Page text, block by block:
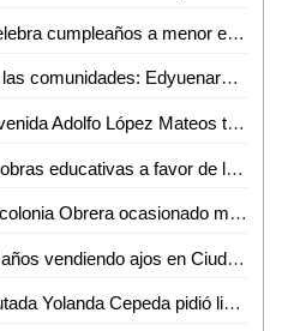
DIF Estatal lleva alegría y celebra cumpleaños a menor en penal
Ricardo Gallardo sí apoya a las comunidades: Edyuenary Castillo Hernández
DAPAS repara drenaje de Avenida Adolfo López Mateos tras denuncia de familia afectada
Ricardo Gallardo inicia más obras educativas a favor de la niñez potosina
Personas tiran basura en la colonia Obrera ocasionado malos olores en la zona
Don Chava lleva más de 60 años vendiendo ajos en Ciudad Valles
Por motivos de salud la Diputada Yolanda Cepeda pidió licencia a su cargo